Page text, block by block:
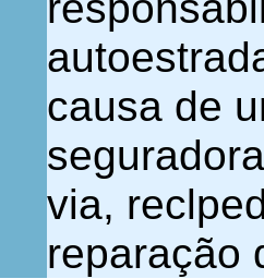
causa de
via,
reparação